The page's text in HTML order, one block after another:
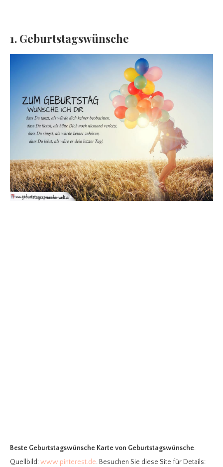
1. Geburtstagswünsche
Beste Geburtstagswünsche Karte von Geburtstagswünsche.
Quellbild:www.pinterest.de. Besuchen Sie diese Site für Details: